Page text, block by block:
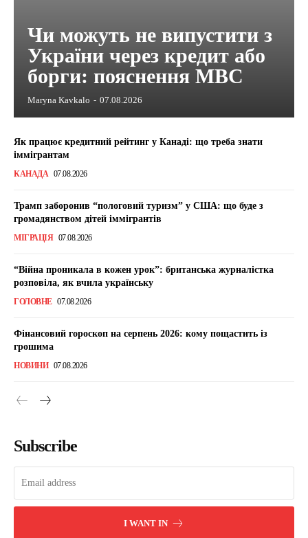
Чи можуть не випустити з
України через кредит або
борги: пояснення МВС
Maryna Kavkalo - 07.08.2026
Як працює кредитний рейтинг у Канаді: що треба знати
іммігрантам
КАНАДА 07.08.2026
Трамп заборонив “пологовий туризм” у США: що буде з
громадянством дітей іммігрантів
МІГРАЦІЯ 07.08.2026
“Війна проникала в кожен урок”: британська журналістка
розповіла, як вчила українську
ГОЛОВНЕ 07.08.2026
Фінансовий гороскоп на серпень 2026: кому пощастить із
грошима
НОВИНИ 07.08.2026
Subscribe
I WANT IN